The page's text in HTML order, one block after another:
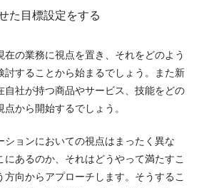
た目標設定をする
の業務に視点を置き、それをどのよう
討することから始まるでしょう。また新
自社が持つ商品やサービス、技能をどの
から開始するでしょう。
ションにおいての視点はまったく異な
にあるのか、それはどうやって満たすこ
方向からアプローチします。そうするこ